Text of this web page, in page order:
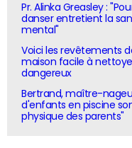
Pr. Alinka Greasley :
danser entretient la
mental"
Voici les revêtements
maison facile à
dangereux
Bertrand, maître-
d'enfants en piscine
physique des parents"